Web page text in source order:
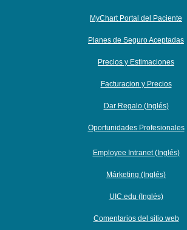
MyChart Portal del Paciente
Planes de Seguro Aceptadas
Precios y Estimaciones
Facturacion y Precios
Dar Regalo (Inglés)
Oportunidades Profesionales
Employee Intranet (Inglés)
Márketing (Inglés)
UIC.edu (Inglés)
Comentarios del sitio web